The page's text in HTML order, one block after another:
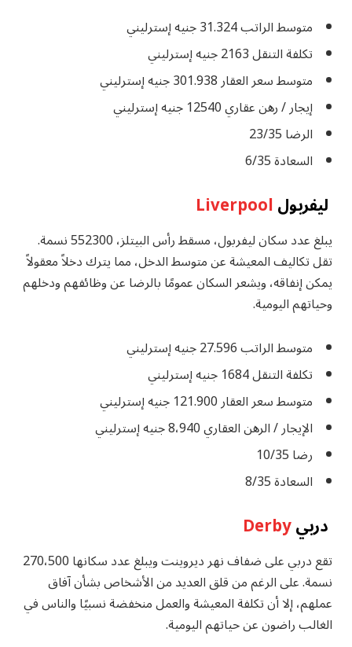
متوسط ​​الراتب 31.324 جنيه إسترليني
تكلفة التنقل 2163 جنيه إسترليني
متوسط ​​سعر العقار 301.938 جنيه إسترليني
إيجار / رهن عقاري 12540 جنيه إسترليني
الرضا 23/35
السعادة 6/35
ليفربولLiverpool
يبلغ عدد سكان ليفربول، مسقط رأس البيتلز، 552300 نسمة.
تقل تكاليف المعيشة عن متوسط ​​الدخل، مما يترك دخلاً معقولاً
يمكن إنفاقه، ويشعر السكان عمومًا بالرضا عن وظائفهم ودخلهم
وحياتهم اليومية.
متوسط ​​الراتب 27.596 جنيه إسترليني
تكلفة التنقل 1684 جنيه إسترليني
متوسط ​​سعر العقار 121.900 جنيه إسترليني
الإيجار / الرهن العقاري 8،940 جنيه إسترليني
رضا 10/35
السعادة 8/35
دربيDerby
تقع دربي على ضفاف نهر ديروينت ويبلغ عدد سكانها 270،500
نسمة. على الرغم من قلق العديد من الأشخاص بشأن آفاق
عملهم، إلا أن تكلفة المعيشة والعمل منخفضة نسبيًا والناس في
الغالب راضون عن حياتهم اليومية.